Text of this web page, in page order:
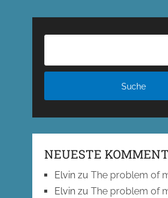
NEUESTE
Elvinzu The problem of
Elvinzu The problem of